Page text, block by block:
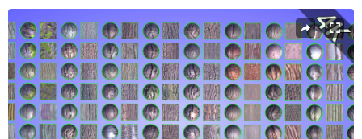
現在のスライド：1 / 14